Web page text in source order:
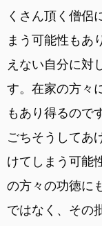
くさん頂く僧侶
まう可能性もあ
えない自分に対
す。在家の方々
もあり得るので
ごちそうしてあ
けてしまう可能
の方々の功徳に
ではなく、その